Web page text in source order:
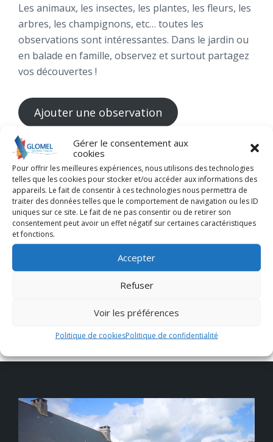
Gérer le consentement aux
cookies
Pour offrir les meilleures expériences, nous utilisons des technologies
telles que les cookies pour stocker et/ou accéder aux informations des
appareils. Le fait de consentir à ces technologies nous permettra de
traiter des données telles que le comportement de navigation ou les ID
uniques sur ce site. Le fait de ne pas consentir ou de retirer son
consentement peut avoir un effet négatif sur certaines caractéristiques
et fonctions.
Accepter
Refuser
Voir les préférences
Politique de cookiesPolitique de confidentialité
Les animaux, les insectes, les plantes, les fleurs, les
arbres, les champignons, etc… toutes les
observations sont intéressantes. Dans le jardin ou
en balade en famille, observez et surtout partagez
vos découvertes !
Ajouter une observation
Précédent
Communiqué d'une
nouvelle
association
militante à Glomel
Imérys Exposition